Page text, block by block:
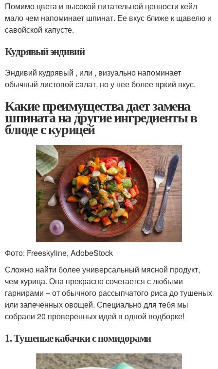
Помимо цвета и высокой питательной ценности кейл
мало чем напоминает шпинат. Ее вкус ближе к щавелю и
савойской капусте.
Кудрявый эндивий
Эндивий кудрявый , или , визуально напоминает
обычный листовой салат, но у нее более яркий вкус.
Какие преимущества дает замена
шпината на другие ингредиенты в
блюде с курицей
Фото: Freeskyline, AdobeStock
Сложно найти более универсальный мясной продукт,
чем курица. Она прекрасно сочетается с любыми
гарнирами – от обычного рассыпчатого риса до тушеных
или запеченных овощей. Специально для тебя мы
собрали 20 проверенных идей в одной подборке!
1. Тушеные кабачки с помидорами